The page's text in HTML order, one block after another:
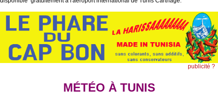
publicité ?
MÉTÉO À TUNIS